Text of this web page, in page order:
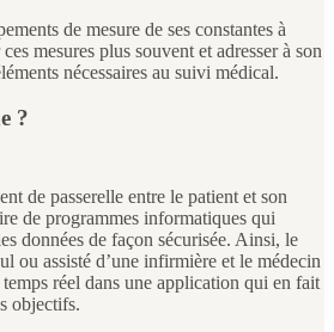
de mesure de ses constantes à
mesures plus souvent et adresser à son
nécessaires au suivi médical.
?
de passerelle entre le patient et son
de programmes informatiques qui
données de façon sécurisée. Ainsi, le
ou assisté d’une infirmière et le médecin
réel dans une application qui en fait
objectifs.